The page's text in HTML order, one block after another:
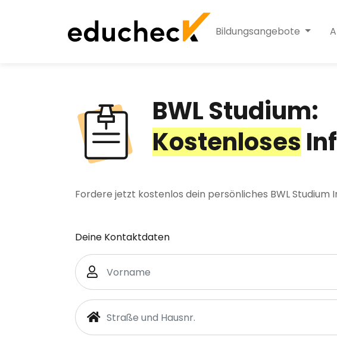
Bildungsangebote
BWL Studium:
Kostenloses
Fordere jetzt kostenlos dein persönliches BWL
Deine Kontaktdaten